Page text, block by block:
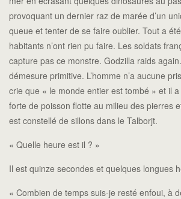
provoquant un dernier raz de marée d’un
queue et tenter de se faire oublier. Tout a
habitants n’ont rien pu faire. Les soldats
capture pas ce monstre. Godzilla raids
démesure primitive. L’homme n’a aucune
crie que « le monde entier est tombé » et il
forte de poisson flotte au milieu des pierres
est constellé de sillons dans le Talborjt.
« Quelle heure est il ? »
Il est quinze secondes et quelques longues
« Combien de temps suis-je resté enfoui, à